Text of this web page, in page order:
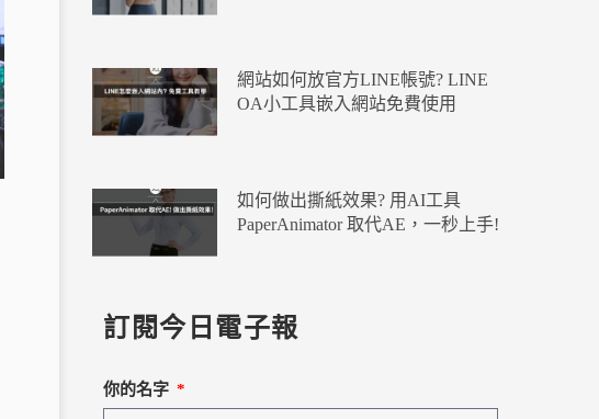
網站如何放官方LINE帳號? LINE
OA小工具嵌入網站免費使用
如何做出撕紙效果? 用AI工具
PaperAnimator 取代AE，一秒上手!
訂閱今日電子報
你的名字